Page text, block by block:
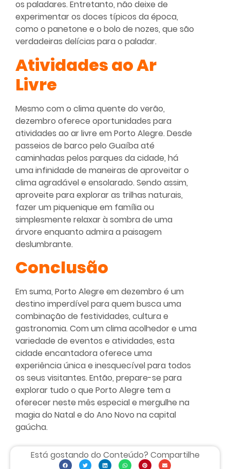
os paladares. Entretanto, não deixe de
experimentar os doces típicos da época,
como o panetone e o bolo de nozes, que são
verdadeiras delícias para o paladar.
Atividades ao Ar
Livre
Mesmo com o clima quente do verão,
dezembro oferece oportunidades para
atividades ao ar livre em Porto Alegre. Desde
passeios de barco pelo Guaíba até
caminhadas pelos parques da cidade, há
uma infinidade de maneiras de aproveitar o
clima agradável e ensolarado. Sendo assim,
aproveite para explorar as trilhas naturais,
fazer um piquenique em família ou
simplesmente relaxar à sombra de uma
árvore enquanto admira a paisagem
deslumbrante.
Conclusão
Em suma, Porto Alegre em dezembro é um
destino imperdível para quem busca uma
combinação de festividades, cultura e
gastronomia. Com um clima acolhedor e uma
variedade de eventos e atividades, esta
cidade encantadora oferece uma
experiência única e inesquecível para todos
os seus visitantes. Então, prepare-se para
explorar tudo o que Porto Alegre tem a
oferecer neste mês especial e mergulhe na
magia do Natal e do Ano Novo na capital
gaúcha.
Está gostando do Conteúdo? Compartilhe